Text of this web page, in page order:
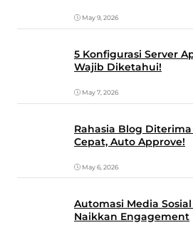
May 9, 2026
5 Konfigurasi Server
Wajib Diketahui!
May 7, 2026
Rahasia Blog
Cepat, Auto Approve!
May 6, 2026
Automasi Media
Naikkan Engagement